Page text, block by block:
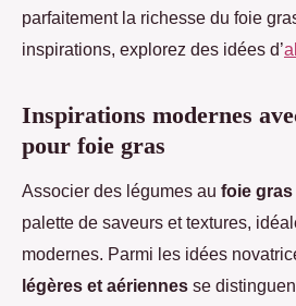
parfaitement la richesse du foie
inspirations, explorez des idées d’
Inspirations modernes
pour foie gras
Associer des légumes au foie gras
palette de saveurs et textures,
modernes. Parmi les idées
légères et aériennes se